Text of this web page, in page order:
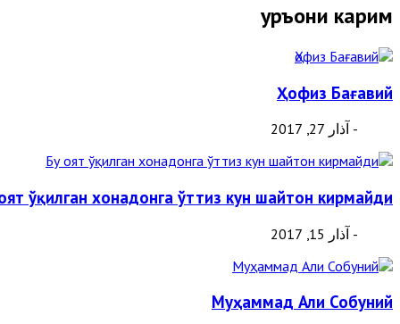
Қуръони карим
Ҳофиз Бағавий
- آذار 27, 2017
ўқилган хонадонга ўттиз кун шайтон кирмайди
- آذار 15, 2017
Муҳаммад Али Собуний